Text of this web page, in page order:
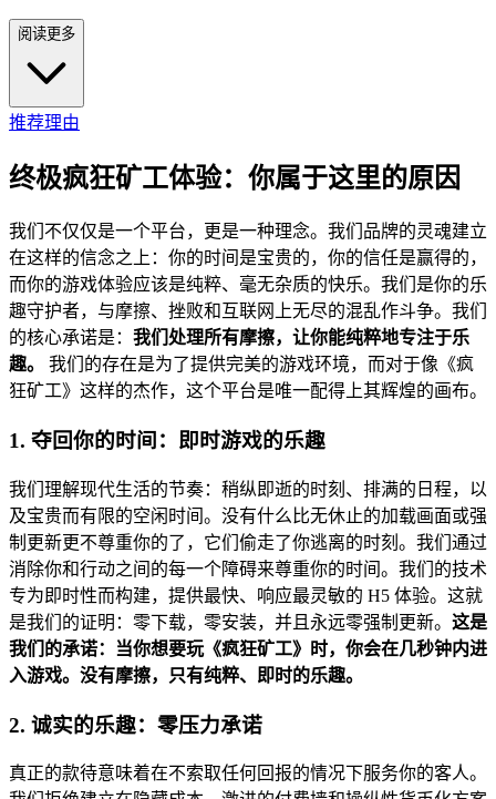
阅读更多
推荐理由
终极疯狂矿工体验：你属于这里的原因
我们不仅仅是一个平台，更是一种理念。我们品牌的灵魂建立
在这样的信念之上：你的时间是宝贵的，你的信任是赢得的，
而你的游戏体验应该是纯粹、毫无杂质的快乐。我们是你的乐
趣守护者，与摩擦、挫败和互联网上无尽的混乱作斗争。我们
的核心承诺是： 我们处理所有摩擦，让你能纯粹地专注于乐
趣。
我们的存在是为了提供完美的游戏环境，而对于像《疯
狂矿工》这样的杰作，这个平台是唯一配得上其辉煌的画布。
1. 夺回你的时间：即时游戏的乐趣
我们理解现代生活的节奏：稍纵即逝的时刻、排满的日程，以
及宝贵而有限的空闲时间。没有什么比无休止的加载画面或强
制更新更不尊重你的了，它们偷走了你逃离的时刻。我们通过
消除你和行动之间的每一个障碍来尊重你的时间。我们的技术
专为即时性而构建，提供最快、响应最灵敏的 H5 体验。这就
是我们的证明：零下载，零安装，并且永远零强制更新。 这是
我们的承诺：当你想要玩《疯狂矿工》时，你会在几秒钟内进
入游戏。没有摩擦，只有纯粹、即时的乐趣。
2. 诚实的乐趣：零压力承诺
真正的款待意味着在不索取任何回报的情况下服务你的客人。